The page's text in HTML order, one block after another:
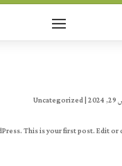
|
Uncategorized
This is your first post. Edit